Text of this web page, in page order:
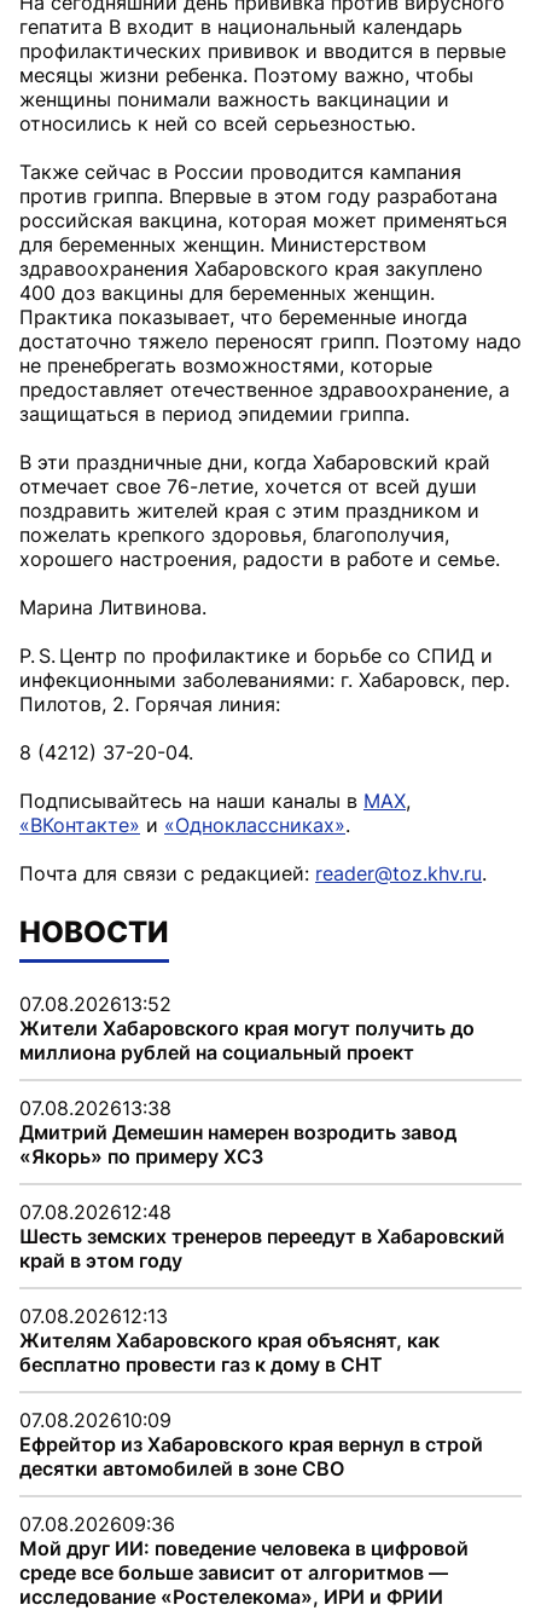
гепатита В входит в национальный календарь
профилактических прививок и вводится в первые
месяцы жизни ребенка. Поэтому важно, чтобы
женщины понимали важность вакцинации и
относились к ней со всей серьезностью.
Также сейчас в России проводится кампания
против гриппа. Впервые в этом году разработана
российская вакцина, которая может применяться
для беременных женщин. Министерством
здравоохранения Хабаровского края закуплено
400 доз вакцины для беременных женщин.
Практика показывает, что беременные иногда
достаточно тяжело переносят грипп. Поэтому надо
не пренебрегать возможностями, которые
предоставляет отечественное здравоохранение, а
защищаться в период эпидемии гриппа.
В эти праздничные дни, когда Хабаровский край
отмечает свое 76-летие, хочется от всей души
поздравить жителей края с этим праздником и
пожелать крепкого здоровья, благополучия,
хорошего настроения, радости в работе и семье.
Марина Литвинова.
P. S. Центр по профилактике и борьбе со СПИД и
инфекционными заболеваниями: г. Хабаровск, пер.
Пилотов, 2. Горячая линия:
8 (4212) 37-20-04.
Подписывайтесь на наши каналы в MAX,
«ВКонтакте» и «Одноклассниках».
Почта для связи с редакцией: reader@toz.khv.ru.
НОВОСТИ
07.08.202613:52
Жители Хабаровского края могут получить до
миллиона рублей на социальный проект
07.08.202613:38
Дмитрий Демешин намерен возродить завод
«Якорь» по примеру ХСЗ
07.08.202612:48
Шесть земских тренеров переедут в Хабаровский
край в этом году
07.08.202612:13
Жителям Хабаровского края объяснят, как
бесплатно провести газ к дому в СНТ
07.08.202610:09
Ефрейтор из Хабаровского края вернул в строй
десятки автомобилей в зоне СВО
07.08.202609:36
Мой друг ИИ: поведение человека в цифровой
среде все больше зависит от алгоритмов —
исследование «Ростелекома», ИРИ и ФРИИ